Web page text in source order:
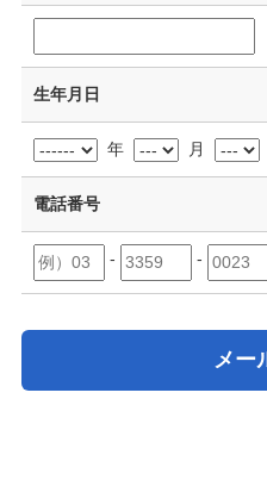
生年月日
年 月
電話番号
- -
メー